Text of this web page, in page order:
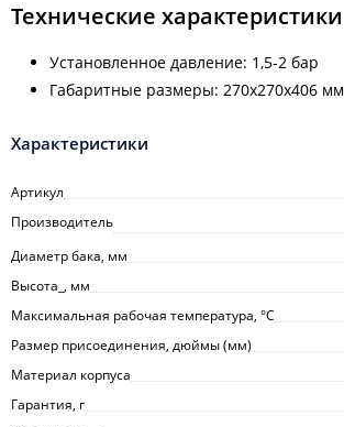
Технические характеристики
Установленное давление: 1,5-2 бар
Габаритные размеры: 270x270x406 мм
Характеристики
Артикул
Производитель
Диаметр бака, мм
Высота_, мм
Максимальная рабочая температура, °С
Размер присоединения, дюймы (мм)
Материал корпуса
Гарантия, г